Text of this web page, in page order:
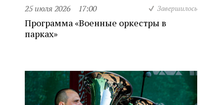
25 июля 2026 17:00 Завершилось
Программа «Военные оркестры в
парках»